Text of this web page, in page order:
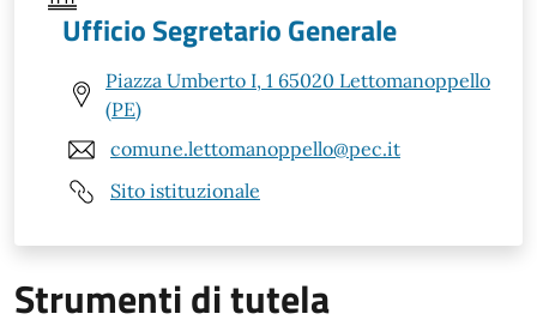
Ufficio Segretario Generale
Piazza Umberto I, 1 65020 Lettomanoppello
(PE)
comune.lettomanoppello@pec.it
Sito istituzionale
Strumenti di tutela